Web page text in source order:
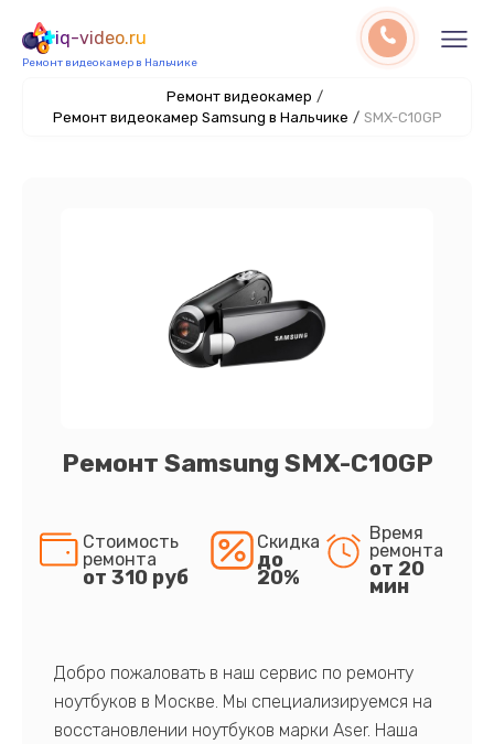
iq-video.ru
Ремонт видеокамер в Нальчике
Ремонт видеокамер /
Ремонт видеокамер Samsung в Нальчике / SMX-C10GP
Ремонт Samsung SMX-C10GP
Стоимость
ремонта
от 310 руб
Скидка
до
20%
Время
ремонта
от 20
мин
Добро пожаловать в наш сервис по ремонту
ноутбуков в Москве. Мы специализируемся на
восстановлении ноутбуков марки Aser. Наша